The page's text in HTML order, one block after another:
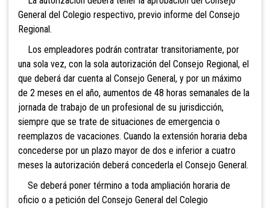
General del Colegio respectivo, previo informe del Consejo
Regional.
Los empleadores podrán contratar transitoriamente, por
una sola vez, con la sola autorización del Consejo Regional, el
que deberá dar cuenta al Consejo General, y por un máximo
de 2 meses en el año, aumentos de 48 horas semanales de la
jornada de trabajo de un profesional de su jurisdicción,
siempre que se trate de situaciones de emergencia o
reemplazos de vacaciones. Cuando la extensión horaria deba
concederse por un plazo mayor de dos e inferior a cuatro
meses la autorización deberá concederla el Consejo General.
Se deberá poner término a toda ampliación horaria de
oficio o a petición del Consejo General del Colegio